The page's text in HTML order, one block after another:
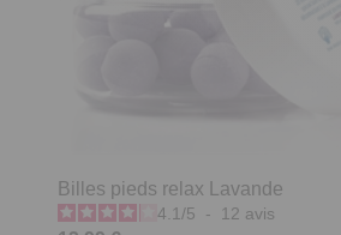
Billes pieds relax Lavande
4.1 /5 - 12 avis